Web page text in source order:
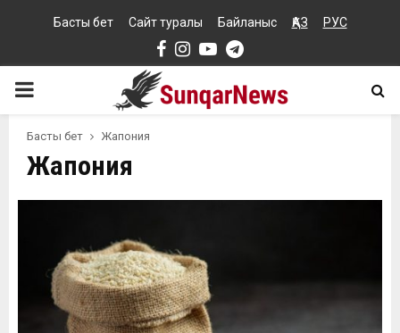
Басты бет Сайт туралы Байланыс ҚАЗ РУС
Facebook
Instagram
YoutubeTelegram
PRIMARY
MENU
Басты бет Жапония
Жапония